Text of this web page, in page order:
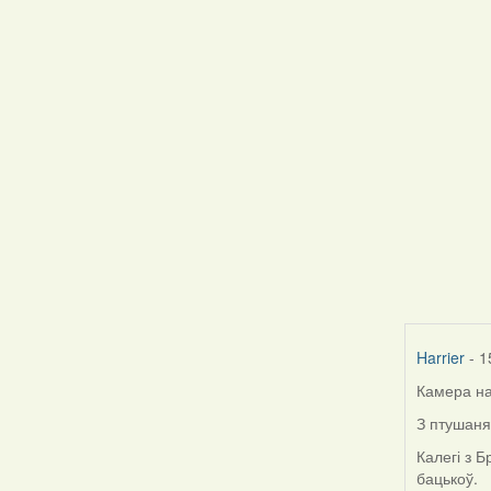
Harrier -
Камера
З
Калегі з
бацькоў.